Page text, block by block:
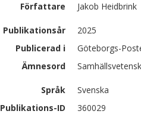
Författare Jakob Heidbrink
Publikationsår
2025
Publicerad i
Göteborgs-
Ämnesord
Språk
Svenska
Publikations-ID
360029